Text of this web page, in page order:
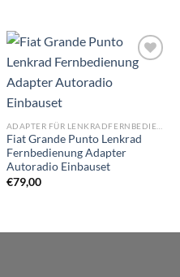
Zu
Wunschliste
Fiat Grande Punto Lenkrad
Fernbedienung Adapter
Autoradio Einbauset
€79,00